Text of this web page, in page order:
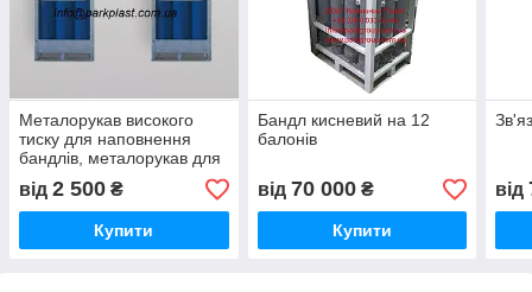
Металорукав високого
тиску для наповнення
бандлів, металорукав для
газових моноблоків
від 2 500 ₴
Купити
Бандл кисневий на 12
балонів
від 70 000₴
Купити
від